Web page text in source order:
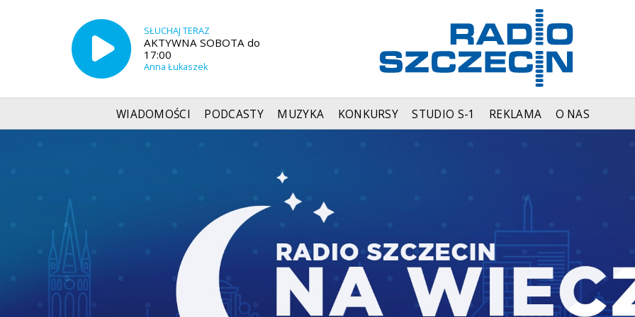
SŁUCHAJ TERAZ
AKTYWNA SOBOTA do
17:00
Anna Łukaszek
WIADOMOŚCI PODCASTY MUZYKA KONKURSY STUDIO S-1 REKLAMA O NAS